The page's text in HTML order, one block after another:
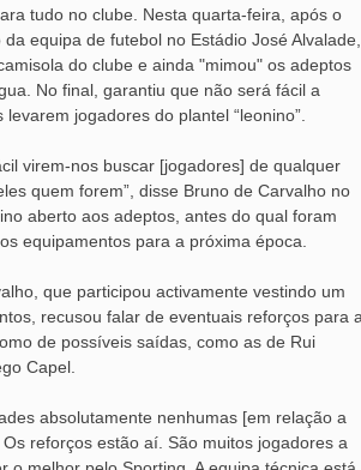
tudo no clube. Nesta quarta-feira, após o
equipa de futebol no Estádio José Alvalade,
do clube e ainda "mimou" os adeptos
No final, garantiu que não será fácil a
jogadores do plantel “leonino”.
virem-nos buscar [jogadores] de qualquer
quem forem”, disse Bruno de Carvalho no
aberto aos adeptos, antes do qual foram
equipamentos para a próxima época.
que participou activamente vestindo um
recusou falar de eventuais reforços para
de possíveis saídas, como as de Rui
Capel.
absolutamente nenhumas [em relação a
reforços estão aí. São muitos jogadores a